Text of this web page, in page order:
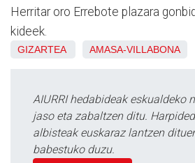
Herritar oro Errebote plazara
kideek.
GIZARTEA AMASA-VILLABONA
AIURRI hedabideak eskualdeko
jaso eta zabaltzen ditu.
albisteak euskaraz lantzen
babestuko duzu.